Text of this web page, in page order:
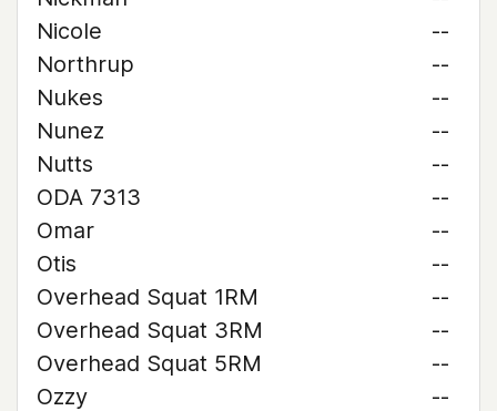
Nicole
--
Northrup
--
Nukes
--
Nunez
--
Nutts
--
ODA 7313
--
Omar
--
Otis
--
Overhead Squat 1RM
--
Overhead Squat 3RM
--
Overhead Squat 5RM
--
Ozzy
--